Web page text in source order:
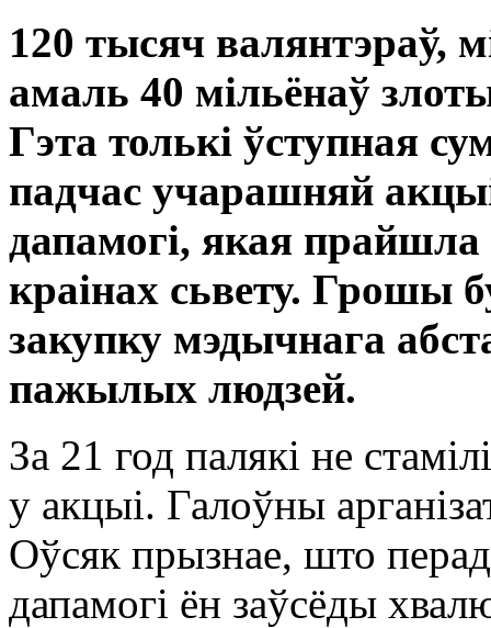
120 тысяч валянтэраў,
амаль 40 мільёнаў
Гэта толькі ўступная
падчас учарашняй
дапамогі, якая
краінах сьвету. Грошы
закупку мэдычнага
пажылых людзей.
За 21 год палякі не
у акцыі. Галоўны
Оўсяк прызнае, што
дапамогі ён заўсёды